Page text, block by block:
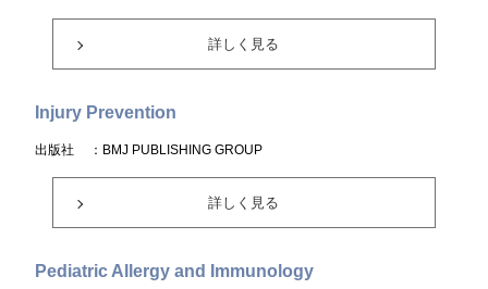
詳しく見る
Injury Prevention
出版社 ：BMJ PUBLISHING GROUP
詳しく見る
Pediatric Allergy and Immunology